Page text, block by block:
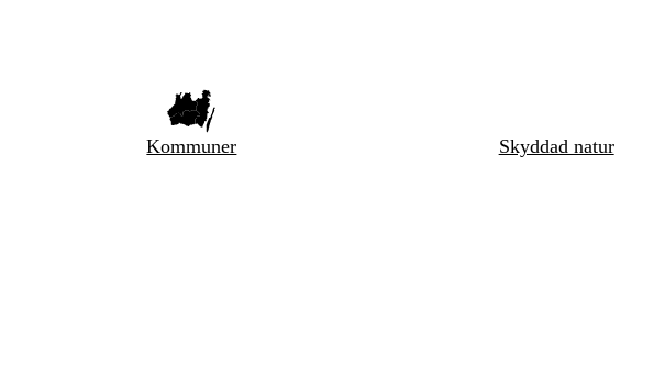
Kommuner Skyddad natur